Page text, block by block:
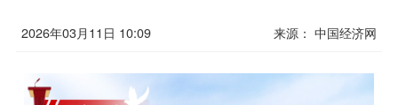
2026年03月11日 10:09 来源： 中国经济网